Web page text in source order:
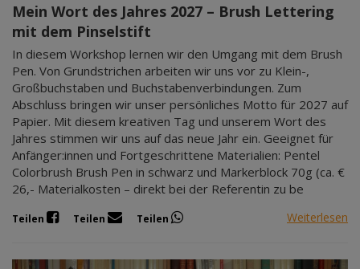
Mein Wort des Jahres 2027 – Brush Lettering
mit dem Pinselstift
In diesem Workshop lernen wir den Umgang mit dem Brush
Pen. Von Grundstrichen arbeiten wir uns vor zu Klein-,
Großbuchstaben und Buchstabenverbindungen. Zum
Abschluss bringen wir unser persönliches Motto für 2027 auf
Papier. Mit diesem kreativen Tag und unserem Wort des
Jahres stimmen wir uns auf das neue Jahr ein. Geeignet für
Anfänger:innen und Fortgeschrittene Materialien: Pentel
Colorbrush Brush Pen in schwarz und Markerblock 70g (ca. €
26,- Materialkosten – direkt bei der Referentin zu be
Teilen Teilen Teilen Weiterlesen